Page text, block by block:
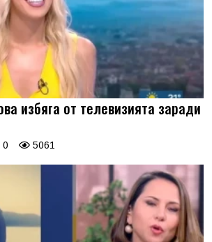
избяга от телевизията заради
0 5061